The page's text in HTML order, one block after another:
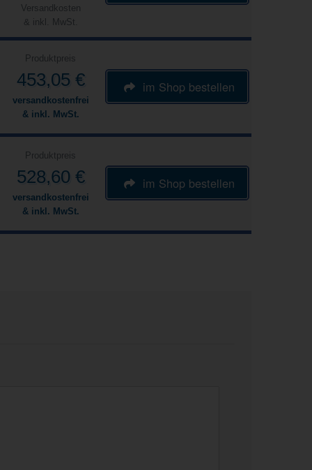
Versandkosten
& inkl. MwSt.
Produktpreis
453,05 €
versandkostenfrei
& inkl. MwSt.
im Shop bestellen
Produktpreis
528,60 €
versandkostenfrei
& inkl. MwSt.
im Shop bestellen